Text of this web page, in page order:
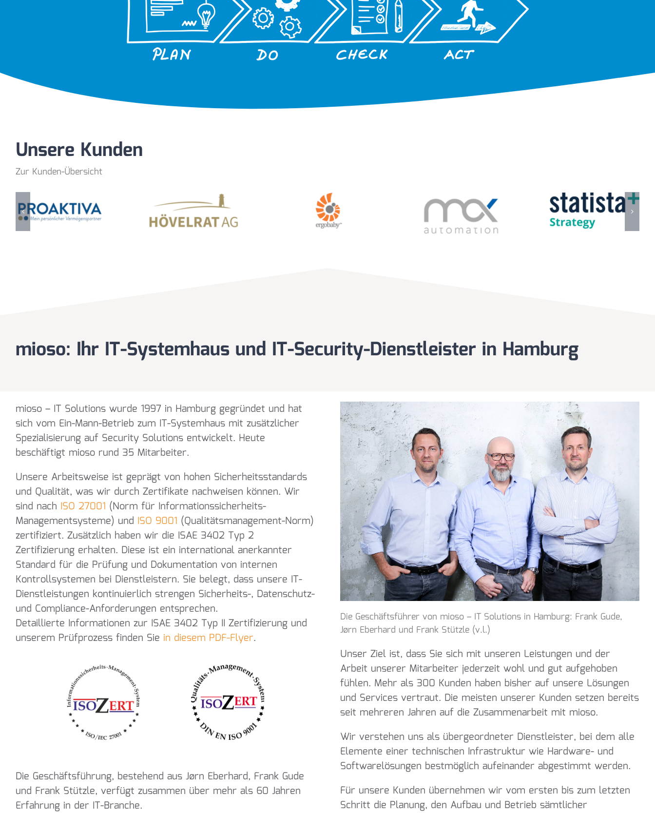
Unsere Kunden
Zur Kunden-Übersicht
mioso: Ihr IT-Systemhaus und IT-Security-Dienstleister in Hamburg
mioso – IT Solutions wurde 1997 in Hamburg gegründet und hat
sich vom Ein-Mann-Betrieb zum IT-Systemhaus mit zusätzlicher
Spezialisierung auf Security Solutions entwickelt. Heute
beschäftigt mioso rund 35 Mitarbeiter.
Unsere Arbeitsweise ist geprägt von hohen Sicherheitsstandards
und Qualität, was wir durch Zertifikate nachweisen können. Wir
sind nach ISO 27001 (Norm für Informationssicherheits-
Managementsysteme) und ISO 9001 (Qualitätsmanagement-Norm)
zertifiziert. Zusätzlich haben wir die ISAE 3402 Typ 2
Zertifizierung erhalten. Diese ist ein international anerkannter
Standard für die Prüfung und Dokumentation von internen
Kontrollsystemen bei Dienstleistern. Sie belegt, dass unsere IT-
Dienstleistungen kontinuierlich strengen Sicherheits-, Datenschutz-
und Compliance-Anforderungen entsprechen.
Detaillierte Informationen zur ISAE 3402 Typ II Zertifizierung und
unserem Prüfprozess finden Sie in diesem PDF-Flyer.
Die Geschäftsführung, bestehend aus Jørn Eberhard, Frank Gude
und Frank Stützle, verfügt zusammen über mehr als 60 Jahren
Erfahrung in der IT-Branche.
Die Geschäftsführer von mioso – IT Solutions in Hamburg: Frank Gude,
Jørn Eberhard und Frank Stützle (v.l.)
Unser Ziel ist, dass Sie sich mit unseren Leistungen und der
Arbeit unserer Mitarbeiter jederzeit wohl und gut aufgehoben
fühlen. Mehr als 300 Kunden haben bisher auf unsere Lösungen
und Services vertraut. Die meisten unserer Kunden setzen bereits
seit mehreren Jahren auf die Zusammenarbeit mit mioso.
Wir verstehen uns als übergeordneter Dienstleister, bei dem alle
Elemente einer technischen Infrastruktur wie Hardware- und
Softwarelösungen bestmöglich aufeinander abgestimmt werden.
Für unsere Kunden übernehmen wir vom ersten bis zum letzten
Schritt die Planung, den Aufbau und Betrieb sämtlicher